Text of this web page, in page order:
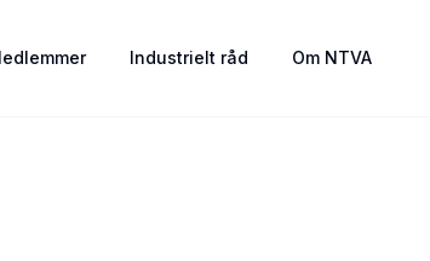
Industrielt råd Om NTVA